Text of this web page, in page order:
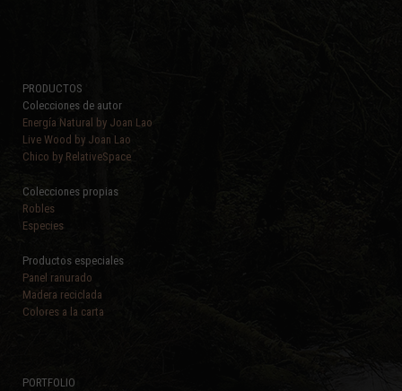
PRODUCTOS
Colecciones de autor
Energía Natural by Joan Lao
Live Wood by Joan Lao
Chico by RelativeSpace
Colecciones propias
Robles
Especies
Productos especiales
Panel ranurado
Madera reciclada
Colores a la carta
PORTFOLIO